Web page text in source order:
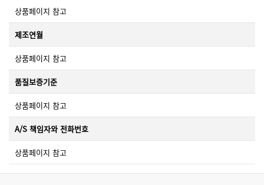
상품페이지 참고
제조연월
상품페이지 참고
품질보증기준
상품페이지 참고
A/S 책임자와 전화번호
상품페이지 참고